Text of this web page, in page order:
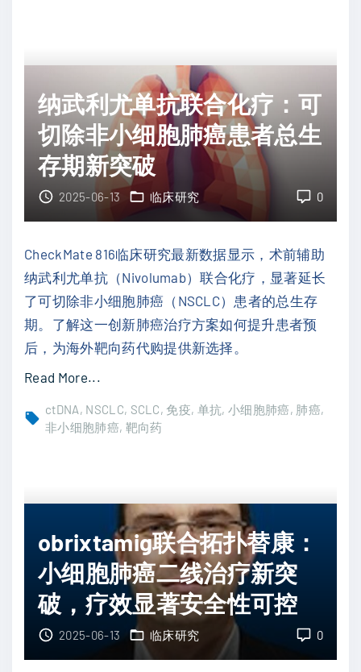
发
，
优
化
抗
癌
治
疗
策
略
"
估
新
突
破
：
多
A
I
深
度
学
习
如
测
患
者
生
存
期
纳武利尤单抗联合化疗：可
切除非小细胞肺癌患者总生
存期新突破
0
2025-06-13 临床研究
CheckMate 816临床研究最新数据显示，术前辅助
纳武利尤单抗（Nivolumab）联合化疗，显著延长
了可切除非小细胞肺癌（NSCLC）患者的总生存
期。了解这一创新肺癌治疗方案如何提升患者预
后，为海外靶向药代购提供新选择。
Read More..."
武
联
合
化
疗
：
可
ctDNA NSCLC SCLC 免疫 单抗 小细胞肺癌 肺癌
非小细胞肺癌 靶向药
obrixtamig联合拓扑替康：
小细胞肺癌二线治疗新突
破，疗效显著安全性可控
0
2025-06-13 临床研究